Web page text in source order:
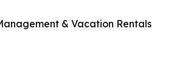
& Vacation Rentals